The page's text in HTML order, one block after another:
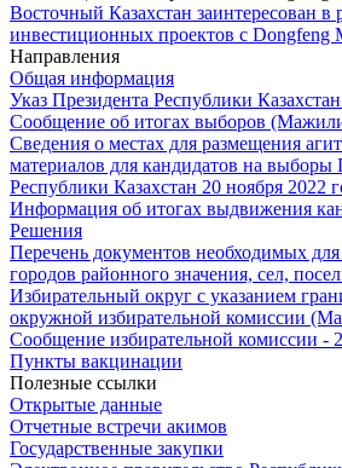
Восточный Казахстан заинтересован в
инвестиционных проектов с Dongfeng
Направления
Общая информация
Указ Президента Республики
Сообщение об итогах выборов
Сведения о местах для размещения
материалов для кандидатов на выборы
Республики Казахстан 20 ноября 2022
Информация об итогах выдвижения
Решения
Перечень документов необходимых
городов районного значения, сел,
Избирательный округ с указанием
окружной избирательной комиссии
Сообщение избирательной комиссии -
Пункты вакцинации
Полезные ссылки
Открытые данные
Отчетные встречи акимов
Государственные закупки